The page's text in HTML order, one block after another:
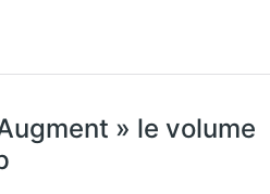
» le volume